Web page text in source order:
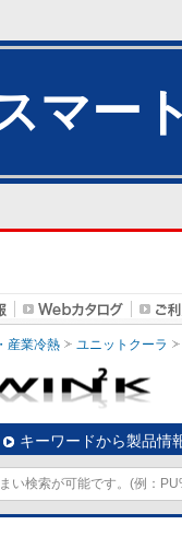
マー
産業冷熱 ユニットクーラ
キーワードから製品情